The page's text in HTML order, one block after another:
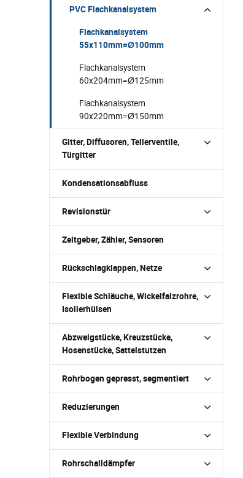
PVC Flachkanalsystem
Flachkanalsystem
55x110mm=Ø100mm
Flachkanalsystem
60x204mm=Ø125mm
Flachkanalsystem
90x220mm=Ø150mm
Gitter, Diffusoren, Tellerventile,
Türgitter
Kondensationsabfluss
Revisionstür
Zeitgeber, Zähler, Sensoren
Rückschlagklappen, Netze
Flexible Schläuche, Wickelfalzrohre,
Isolierhülsen
Abzweigstücke, Kreuzstücke,
Hosenstücke, Sattelstutzen
Rohrbogen gepresst, segmentiert
Reduzierungen
Flexible Verbindung
Rohrschalldämpfer